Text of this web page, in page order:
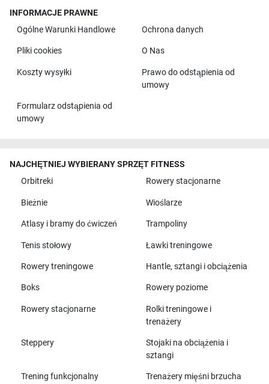
INFORMACJE PRAWNE
Ogólne Warunki Handlowe
Ochrona danych
Pliki cookies O Nas
Koszty wysyłki
Prawo do odstąpienia od
umowy
Formularz odstąpienia od
umowy
NAJCHĘTNIEJ WYBIERANY SPRZĘT FITNESS
Orbitreki
Rowery stacjonarne
Bieżnie Wioślarze
Atlasy i bramy do ćwiczeń Trampoliny
Tenis stołowy Ławki treningowe
Rowery treningowe Hantle, sztangi i obciążenia
Boks Rowery poziome
Rowery stacjonarne
Rolki treningowe i
trenażery
Steppery
Stojaki na obciążenia i
sztangi
Trening funkcjonalny Trenażery mięśni brzucha